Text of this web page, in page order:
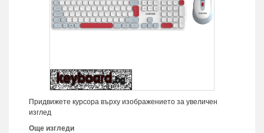
Придвижете курсора върху изображението за увеличен
изглед
Още изгледи